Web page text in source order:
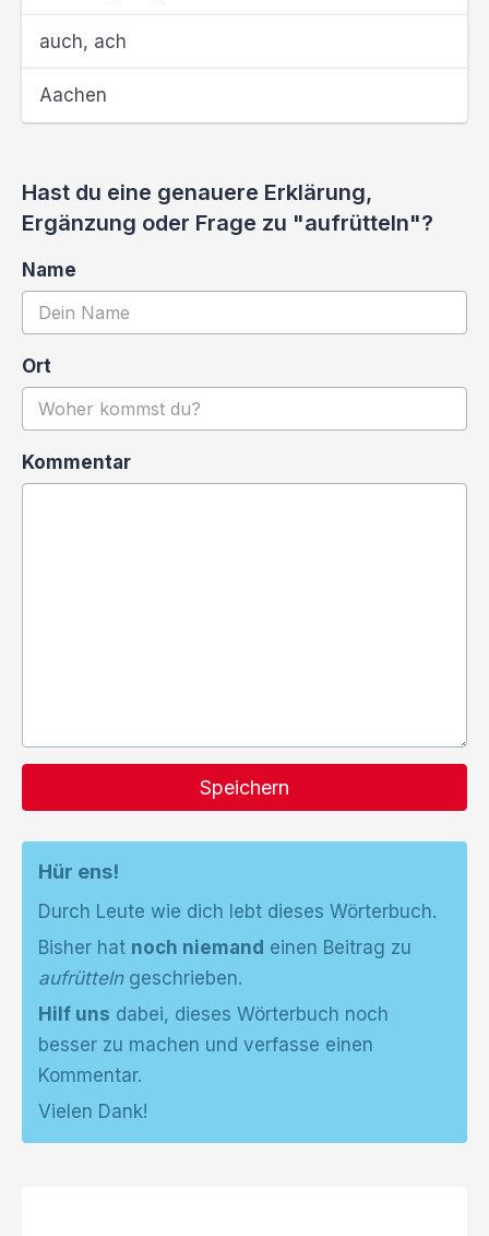
auch, ach
Aachen
Hast du eine genauere Erklärung,
Ergänzung oder Frage zu "aufrütteln"?
Name
Ort
Kommentar
Speichern
Hür ens!
Durch Leute wie dich lebt dieses Wörterbuch.
Bisher hat noch niemand einen Beitrag zu
aufrüttelngeschrieben.
Hilf uns dabei, dieses Wörterbuch noch
besser zu machen und verfasse einen
Kommentar.
Vielen Dank!